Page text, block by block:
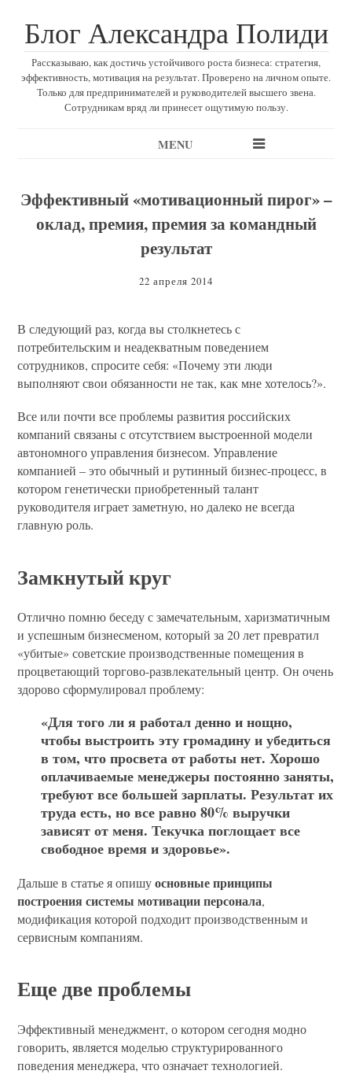
Блог Александра Полиди
Рассказываю, как достичь устойчивого роста бизнеса: стратегия,
эффективность, мотивация на результат. Проверено на личном опыте.
Только для предпринимателей и руководителей высшего звена.
Сотрудникам вряд ли принесет ощутимую пользу.
MENU
Эффективный «мотивационный пирог» –
оклад, премия, премия за командный
результат
22 апреля 2014
В следующий раз, когда вы столкнетесь с
потребительским и неадекватным поведением
сотрудников, спросите себя: «Почему эти люди
выполняют свои обязанности не так, как мне хотелось?».
Все или почти все проблемы развития российских
компаний связаны с отсутствием выстроенной модели
автономного управления бизнесом. Управление
компанией – это обычный и рутинный бизнес-процесс, в
котором генетически приобретенный талант
руководителя играет заметную, но далеко не всегда
главную роль.
Замкнутый круг
Отлично помню беседу с замечательным, харизматичным
и успешным бизнесменом, который за 20 лет превратил
«убитые» советские производственные помещения в
процветающий торгово-развлекательный центр. Он очень
здорово сформулировал проблему:
«Для того ли я работал денно и нощно,
чтобы выстроить эту громадину и убедиться
в том, что просвета от работы нет. Хорошо
оплачиваемые менеджеры постоянно заняты,
требуют все большей зарплаты. Результат их
труда есть, но все равно 80% выручки
зависят от меня. Текучка поглощает все
свободное время и здоровье».
Дальше в статье я опишуосновные принципы
построения системы мотивации персонала,
модификация которой подходит производственным и
сервисным компаниям.
Еще две проблемы
Эффективный менеджмент, о котором сегодня модно
говорить, является моделью структурированного
поведения менеджера, что означает технологией.